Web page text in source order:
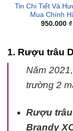
Tin Chi Tiết Và
Mua Chính
950.000 ₫
1. Rượu trâu
Năm 2021,
trường 2
Rượu
Brandy